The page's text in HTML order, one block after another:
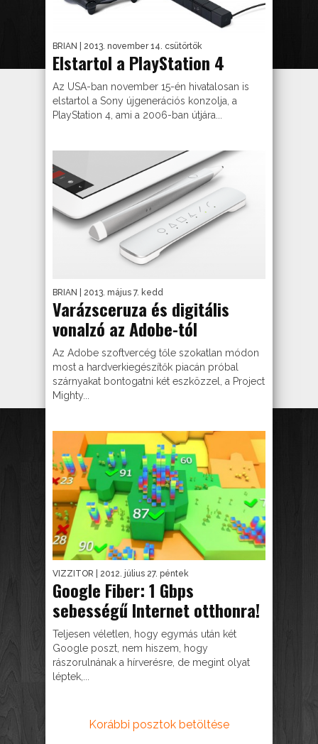
BRIAN | 2013. november 14. csütörtök
Elstartol a PlayStation 4
Az USA-ban november 15-én hivatalosan is
elstartol a Sony újgenerációs konzolja, a
PlayStation 4, ami a 2006-ban útjára...
BRIAN | 2013. május 7. kedd
Varázsceruza és digitális
vonalzó az Adobe-tól
Az Adobe szoftvercég tőle szokatlan módon
most a hardverkiegészítők piacán próbal
szárnyakat bontogatni két eszközzel, a Project
Mighty...
VIZZITOR | 2012. július 27. péntek
Google Fiber: 1 Gbps
sebességű Internet otthonra!
Teljesen véletlen, hogy egymás után két
Google poszt, nem hiszem, hogy
rászorulnának a hírverésre, de megint olyat
léptek,...
Korábbi posztok betöltése